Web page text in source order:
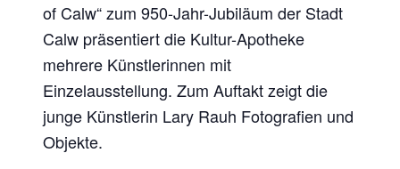
of Calw“ zum 950-Jahr-Jubiläum der Stadt
Calw präsentiert die Kultur-Apotheke
mehrere Künstlerinnen mit
Einzelausstellung. Zum Auftakt zeigt die
junge Künstlerin Lary Rauh Fotografien und
Objekte.